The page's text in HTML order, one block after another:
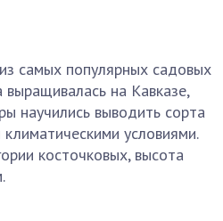
самых популярных садовых
выращивалась на Кавказе,
научились выводить сорта
условиями.
косточковых, высота